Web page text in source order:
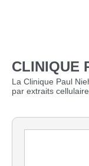
CLINIQUE
La Clinique Paul
par extraits